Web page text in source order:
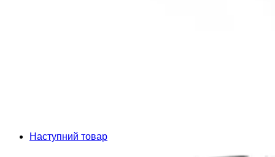
Наступний товар